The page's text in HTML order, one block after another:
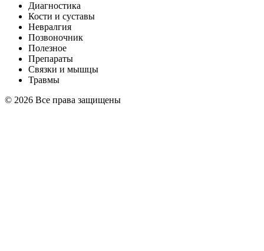
Диагностика
Кости и суставы
Невралгия
Позвоночник
Полезное
Препараты
Связки и мышцы
Травмы
© 2026 Все права защищены